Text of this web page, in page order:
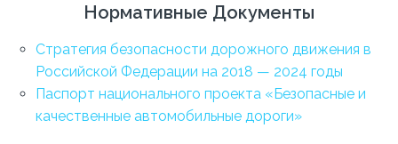
Нормативные Документы
Стратегия безопасности дорожного движения в
Российской Федерации на 2018 — 2024 годы
Паспорт национального проекта «Безопасные и
качественные автомобильные дороги»